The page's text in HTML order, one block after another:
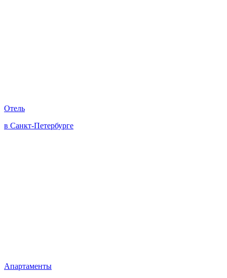
Отель
в Санкт-Петербурге
Апартаменты